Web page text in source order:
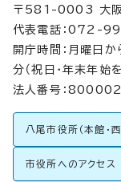
〒581-0003 大阪
代表電話：072-
開庁時間：月曜日
分（祝日・年末年始を
法人番号：
八尾市役所（本館・
市役所へのアクセス